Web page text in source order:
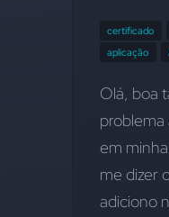
certificado
aplicação
Olá, boa
em
me dizer
adiciono